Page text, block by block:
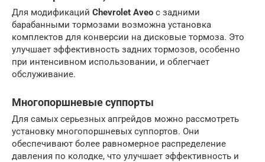
Для модификаций Chevrolet Aveo с задними
барабанными тормозами возможна установка
комплектов для конверсии на дисковые тормоза. Это
улучшает эффективность задних тормозов, особенно
при интенсивном использовании, и облегчает
обслуживание.
Многопоршневые суппорты
Для самых серьезных апгрейдов можно рассмотреть
установку многопоршневых суппортов. Они
обеспечивают более равномерное распределение
давления по колодке, что улучшает эффективность и